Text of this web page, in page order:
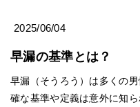
2025/06/04
早漏の基準とは？
早漏（そうろう）は多くの
確な基準や定義は意外に知